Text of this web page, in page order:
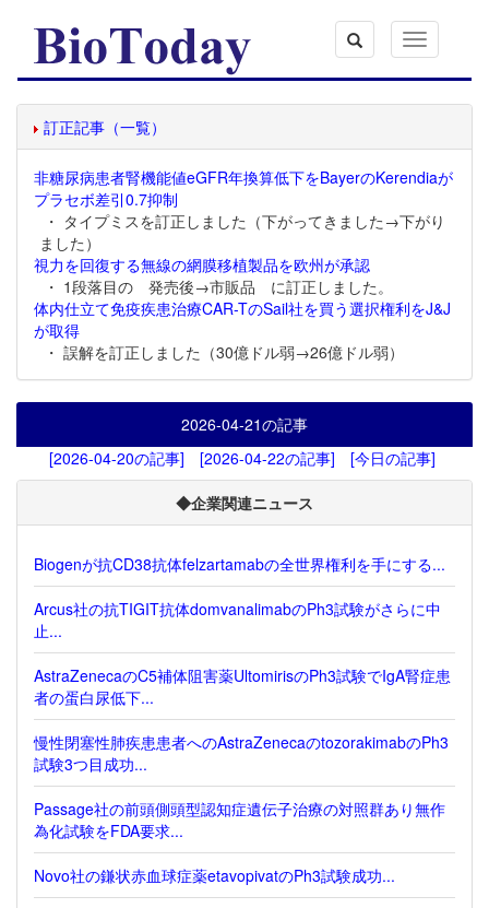
Toggle
navigation
訂正記事（一覧）
非糖尿病患者腎機能値eGFR年換算低下をBayerのKerendiaが
プラセボ差引0.7抑制
・ タイプミスを訂正しました（下がってきました→下がり
ました）
視力を回復する無線の網膜移植製品を欧州が承認
・ 1段落目の 発売後→市販品 に訂正しました。
体内仕立て免疫疾患治療CAR-TのSail社を買う選択権利をJ&J
が取得
・ 誤解を訂正しました（30億ドル弱→26億ドル弱）
2026-04-21の記事
[2026-04-20の記事]
[2026-04-22の記事] [今日の記事]
◆企業関連ニュース
Biogenが抗CD38抗体felzartamabの全世界権利を手にする...
Arcus社の抗TIGIT抗体domvanalimabのPh3試験がさらに中
止...
AstraZenecaのC5補体阻害薬UltomirisのPh3試験でIgA腎症患
者の蛋白尿低下...
慢性閉塞性肺疾患患者へのAstraZenecaのtozorakimabのPh3
試験3つ目成功...
Passage社の前頭側頭型認知症遺伝子治療の対照群あり無作
為化試験をFDA要求...
Novo社の鎌状赤血球症薬etavopivatのPh3試験成功...